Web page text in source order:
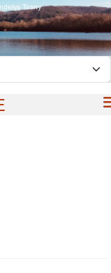
Tosny